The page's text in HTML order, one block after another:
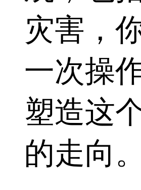
灾害，
一次操
塑造这
的走向。